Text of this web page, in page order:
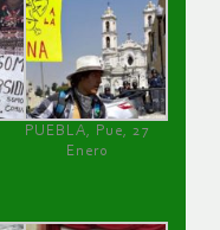
PUEBLA, Pue, 27
Enero